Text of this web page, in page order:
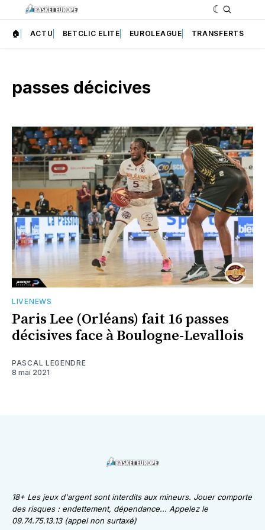
🏠 ACTU BETCLIC ELITE EUROLEAGUE TRANSFERTS
passes décicives
LIVENEWS
Paris Lee (Orléans) fait 16 passes
décisives face à Boulogne-Levallois
PASCAL LEGENDRE
8 mai 2021
18+ Les jeux d'argent sont interdits aux mineurs. Jouer comporte
des risques : endettement, dépendance... Appelez le
09.74.75.13.13 (appel non surtaxé)